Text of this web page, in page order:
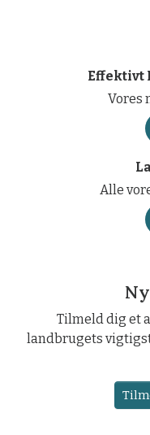
Effektivt
Vores
Alle
Tilmeld dig et
landbrugets